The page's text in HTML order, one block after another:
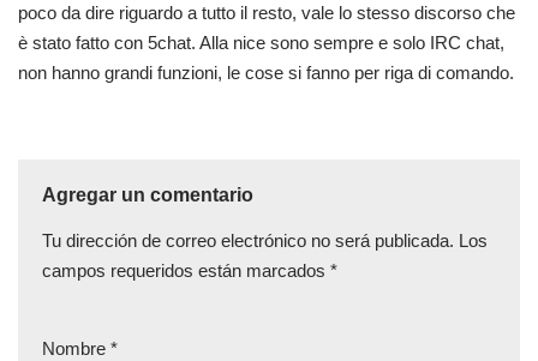
poco da dire riguardo a tutto il resto, vale lo stesso discorso che
è stato fatto con 5chat. Alla nice sono sempre e solo IRC chat,
non hanno grandi funzioni, le cose si fanno per riga di comando.
Agregar un comentario
Tu dirección de correo electrónico no será publicada. Los
campos requeridos están marcados *
Nombre *